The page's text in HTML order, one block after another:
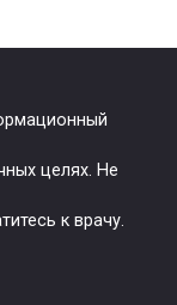
целях. Не
к врачу.